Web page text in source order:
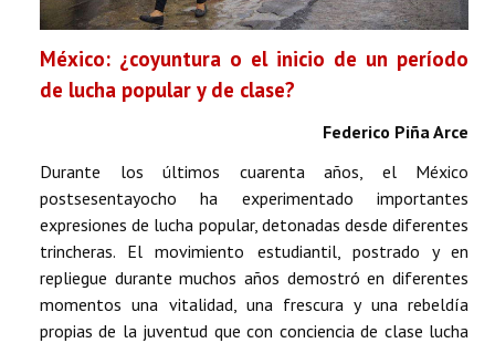
México: ¿coyuntura o el inicio de un período
de lucha popular y de clase?
Federico Piña Arce
Durante los últimos cuarenta años, el México
postsesentayocho ha experimentado importantes
expresiones de lucha popular, detonadas desde diferentes
trincheras. El movimiento estudiantil, postrado y en
repliegue durante muchos años demostró en diferentes
momentos una vitalidad, una frescura y una rebeldía
propias de la juventud que con conciencia de clase lucha